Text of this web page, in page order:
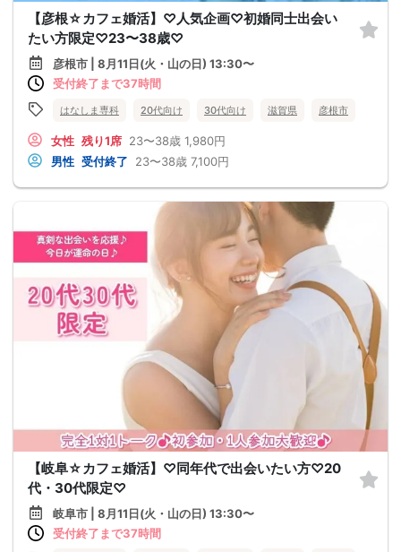
【彦根☆カフェ婚活】♡人気企画♡初婚同士出会い
たい方限定♡23〜38歳♡
彦根市 | 8月11日(火・山の日) 13:30〜
受付終了まで37時間
はなしま専科 20代向け 30代向け 滋賀県 彦根市
女性 残り1席 23〜38歳 1,980円
男性 受付終了 23〜38歳 7,100円
【岐阜☆カフェ婚活】♡同年代で出会いたい方♡20
代・30代限定♡
岐阜市 | 8月11日(火・山の日) 13:30〜
受付終了まで37時間